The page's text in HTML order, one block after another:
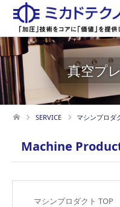
真空プ
SERVICE マシンプロダ
Machine
マシンプロダクト TOP